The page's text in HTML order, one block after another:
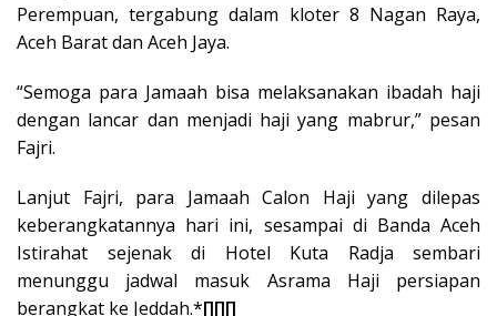
Perempuan, tergabung dalam kloter 8 Nagan Raya,
Aceh Barat dan Aceh Jaya.
“Semoga para Jamaah bisa melaksanakan ibadah haji
dengan lancar dan menjadi haji yang mabrur,” pesan
Fajri.
Lanjut Fajri, para Jamaah Calon Haji yang dilepas
keberangkatannya hari ini, sesampai di Banda Aceh
Istirahat sejenak di Hotel Kuta Radja sembari
menunggu jadwal masuk Asrama Haji persiapan
berangkat ke Jeddah.*[][][]